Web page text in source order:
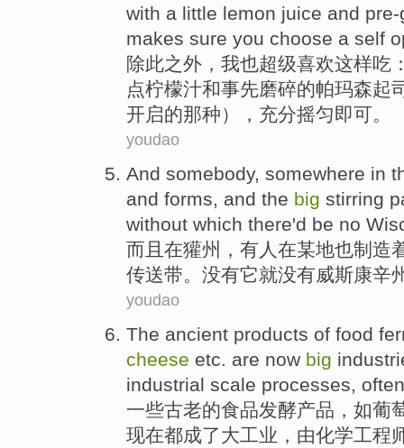
with a little lemon juice and
makes sure you choose a self
除此之外，我也超级喜欢这样吃
点柠檬汁和事先磨碎的帕玛森起
开启的那种），充分摇匀即可。
youdao
And somebody, somewhere in
and forms, and the big stirring
without which there'd be no
而且 在獾州 ， 有人 在某地也制造
传送带。 没有它就没有威斯康辛
youdao
The ancient products of food
cheese etc. are now big
industrial scale processes,
一些古老的食品发酵产品 ， 如葡
现在都成了大工业 ，由化学工程